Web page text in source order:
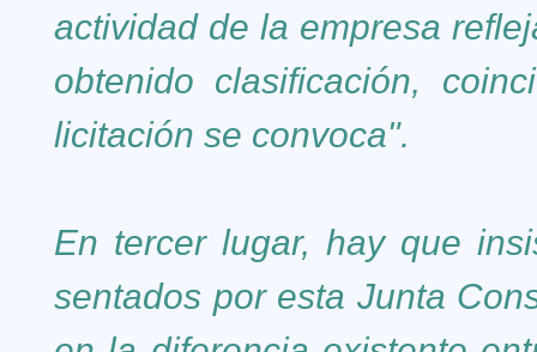
actividad de la empresa
obtenido clasificación,
licitación se convoca".
En tercer lugar, hay que
sentados por esta Junta